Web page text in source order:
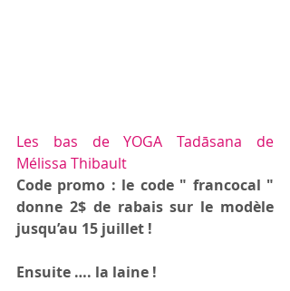
Les bas de YOGA Tadāsana de
Mélissa Thibault
Code promo : le code " francocal "
donne 2$ de rabais sur le modèle
jusqu’au 15 juillet !
Ensuite …. la laine !